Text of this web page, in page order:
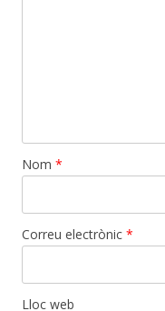
Nom *
Correu electrònic *
Lloc web